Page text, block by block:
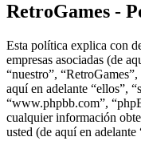
RetroGames -
Esta política explica con
empresas asociadas (de
“nuestro”,
aquí en adelante “ellos”,
“www.phpbb.com”,
cualquier información
usted (de aquí en